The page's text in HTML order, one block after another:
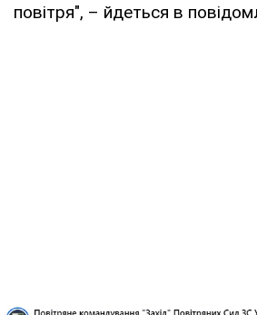
повітря", – йдеться в